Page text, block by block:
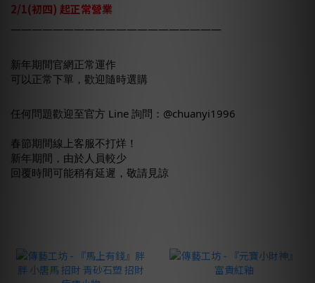
2/1(初四) 起正常營業
————————————————————
新年期間官網正常運作
可以正常下單，歡迎隨時選購
任何問題歡迎至官方 Line 詢問：@chuanyi1996
春節期間線上客服不打烊！
新年期間，由於人員較少
回覆時間可能稍有延遲，敬請見諒